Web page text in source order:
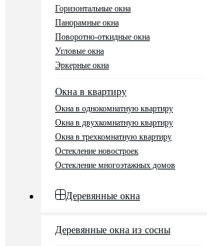
Горизонтальные окна
Панорамные окна
Поворотно-откидные окна
Угловые окна
Эркерные окна
Окна в квартиру
Окна в однокомнатную квартиру
Окна в двухкомнатную квартиру
Окна в трехкомнатную квартиру
Остекление новостроек
Остекление многоэтажных домов
Деревянные окна
Деревянные окна из сосны